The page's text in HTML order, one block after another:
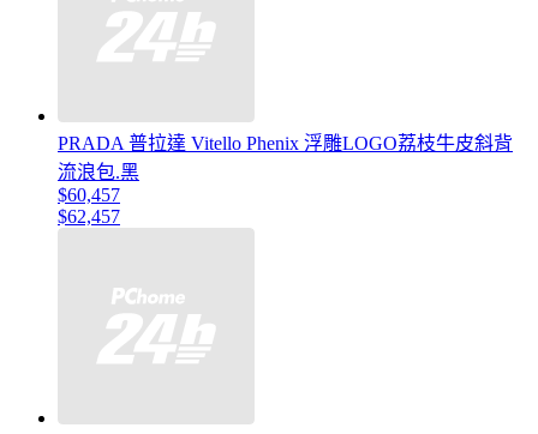
PRADA 普拉達 Vitello Phenix 浮雕LOGO荔枝牛皮斜背
流浪包.黑
$60,457
$62,457